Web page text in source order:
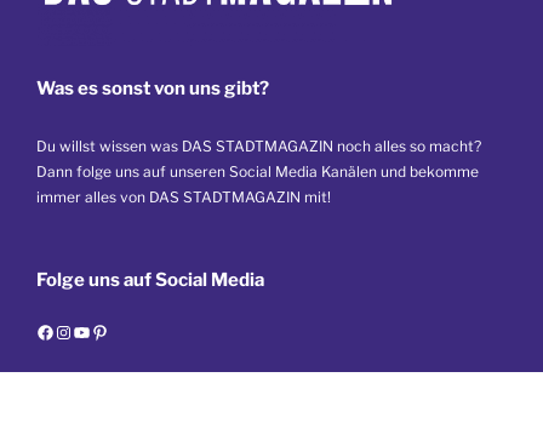
Was es sonst von uns gibt?
Du willst wissen was DAS STADTMAGAZIN noch alles so macht?
Dann folge uns auf unseren Social Media Kanälen und bekomme
immer alles von DAS STADTMAGAZIN mit!
Folge uns auf Social Media
F
a
I
n
Y
o
P
i